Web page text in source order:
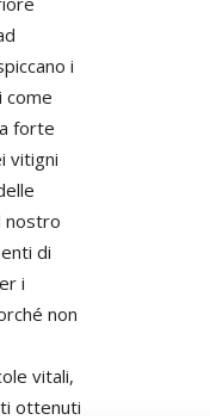
i
come
forte
vitigni
nostro
di
i
non
vitali,
ottenuti